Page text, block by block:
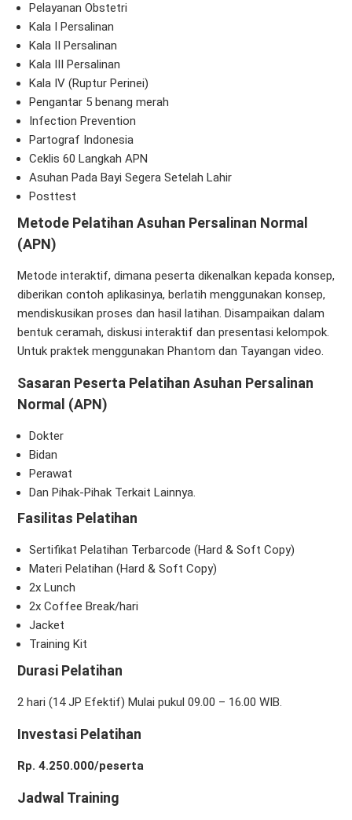
Pelayanan Obstetri
Kala I Persalinan
Kala II Persalinan
Kala III Persalinan
Kala IV (Ruptur Perinei)
Pengantar 5 benang merah
Infection Prevention
Partograf Indonesia
Ceklis 60 Langkah APN
Asuhan Pada Bayi Segera Setelah Lahir
Posttest
Metode Pelatihan Asuhan Persalinan Normal
(APN)
Metode interaktif, dimana peserta dikenalkan kepada konsep,
diberikan contoh aplikasinya, berlatih menggunakan konsep,
mendiskusikan proses dan hasil latihan. Disampaikan dalam
bentuk ceramah, diskusi interaktif dan presentasi kelompok.
Untuk praktek menggunakan Phantom dan Tayangan video.
Sasaran Peserta Pelatihan Asuhan Persalinan
Normal (APN)
Dokter
Bidan
Perawat
Dan Pihak-Pihak Terkait Lainnya.
Fasilitas Pelatihan
Sertifikat Pelatihan Terbarcode (Hard & Soft Copy)
Materi Pelatihan (Hard & Soft Copy)
2x Lunch
2x Coffee Break/hari
Jacket
Training Kit
Durasi Pelatihan
2 hari (14 JP Efektif) Mulai pukul 09.00 – 16.00 WIB.
Investasi Pelatihan
Rp. 4.250.000/peserta
Jadwal Training